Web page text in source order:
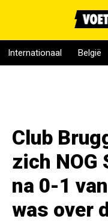
Internationaal België
Club
zich NOG
na 0-1
was over